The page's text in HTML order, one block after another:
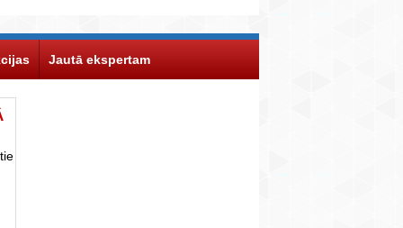
Jautā ekspertam